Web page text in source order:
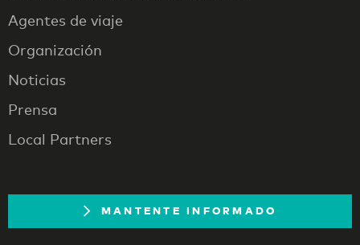
Agentes de viaje
Organización
Noticias
Prensa
Local Partners
MANTENTE INFORMADO